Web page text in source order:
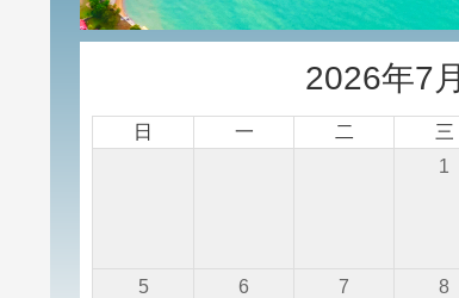
2026年7月
日 一 二 三
1
5 6 7 8